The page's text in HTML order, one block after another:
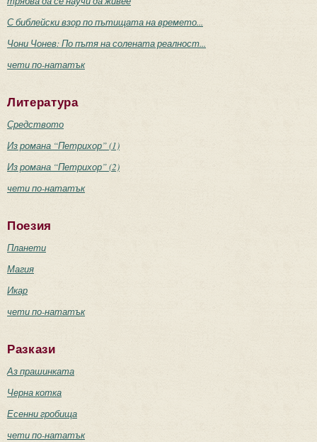
С библейски взор по пътищата на времето...
Чони Чонев: По пътя на солената реалност...
чети по-нататък
Литература
Средството
Из романа “Петрихор” (1)
Из романа “Петрихор” (2)
чети по-нататък
Поезия
Планети
Магия
Икар
чети по-нататък
Разкази
Аз прашинката
Черна котка
Есенни гробища
чети по-нататък